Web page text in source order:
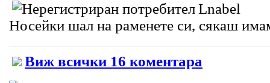
Lnabel
Носейки шал на раменете си, сякаш
Виж всички 16 коментара